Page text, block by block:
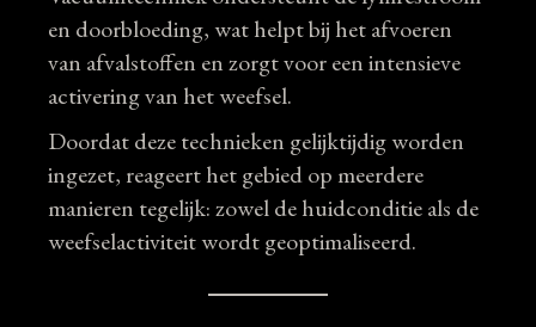
en doorbloeding, wat helpt bij het afvoeren
van afvalstoffen en zorgt voor een intensieve
activering van het weefsel.
Doordat deze technieken gelijktijdig worden
ingezet, reageert het gebied op meerdere
manieren tegelijk: zowel de huidconditie als de
weefselactiviteit wordt geoptimaliseerd.